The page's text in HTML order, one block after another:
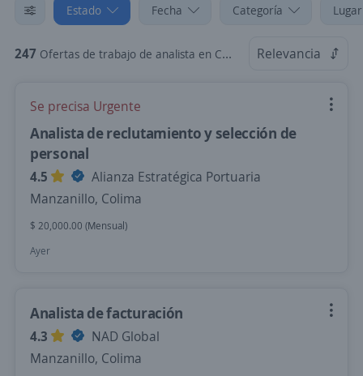
Estado Fecha Categoría
247 Ofertas de trabajo de analista en Colima Relevancia
Se precisa Urgente
Analista de reclutamiento y selección de
personal
4.5
Alianza Estratégica Portuaria
Manzanillo, Colima
$ 20,000.00 (Mensual)
Ayer
Analista de facturación
4.3
NAD Global
Manzanillo, Colima